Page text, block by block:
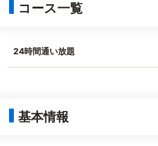
コース一覧
24時間通い放題
基本情報